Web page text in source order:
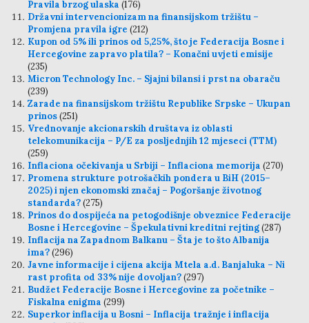
Pravila brzog ulaska (176)
Državni intervencionizam na finansijskom tržištu –
Promjena pravila igre (212)
Kupon od 5% ili prinos od 5,25%, što je Federacija Bosne i
Hercegovine zapravo platila? – Konačni uvjeti emisije
(235)
Micron Technology Inc. – Sjajni bilansi i prst na obaraču
(239)
Zarade na finansijskom tržištu Republike Srpske – Ukupan
prinos(251)
Vrednovanje akcionarskih društava iz oblasti
telekomunikacija – P/E za posljednjih 12 mjeseci (TTM)
(259)
Inflaciona očekivanja u Srbiji – Inflaciona memorija (270)
Promena strukture potrošačkih pondera u BiH (2015–
2025) i njen ekonomski značaj – Pogoršanje životnog
standarda?(275)
Prinos do dospijeća na petogodišnje obveznice Federacije
Bosne i Hercegovine – Špekulativni kreditni rejting(287)
Inflacija na Zapadnom Balkanu – Šta je to što Albanija
ima?(296)
Javne informacije i cijena akcija Mtela a.d. Banjaluka – Ni
rast profita od 33% nije dovoljan?(297)
Budžet Federacije Bosne i Hercegovine za početnike –
Fiskalna enigma (299)
Superkor inflacija u Bosni – Inflacija tražnje i inflacija